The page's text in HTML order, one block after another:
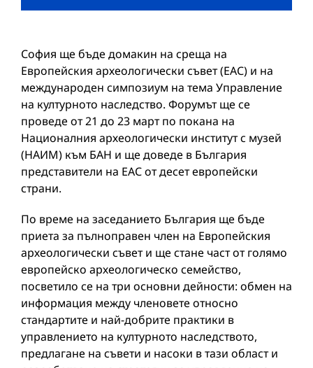
София ще бъде домакин на среща на
Европейския археологически съвет (ЕАС) и на
международен симпозиум на тема Управление
на културното наследство. Форумът ще се
проведе от 21 до 23 март по покана на
Националния археологически институт с музей
(НАИМ) към БАН и ще доведе в България
представители на ЕАС от десет европейски
страни.
По време на заседанието България ще бъде
приета за пълноправен член на Европейския
археологически съвет и ще стане част от голямо
европейско археологическо семейство,
посветило се на три основни дейности: обмен на
информация между членовете относно
стандартите и най-добрите практики в
управлението на културното наследството,
предлагане на съвети и насоки в тази област и